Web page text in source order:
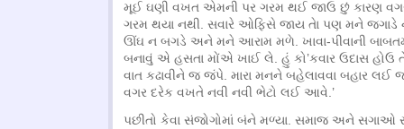
મૂઈ ઘણી વખત એમની પર ગરમ થઈ જાઉ છું કારણ
ગરમ થયા નથી. સવારે ઓફિસે જાય તેા પણ મને જગાડે
ઊંઘ ન બગડે અને મને આરામ મળે. ખાવા-પીવાની
બનાવું એ હસતા મોંએ ખાઈ લે. હું કો’કવાર ઉદાસ હોઉ
વાત કઢાવીને જ જંપે. મારા મનને બહેલાવવા બહાર લઈ
વગર દરેક વખતે નવી નવી ભેટો લઈ આવે.’
પછીતો કેવા સંજોગોમાં બંને મળ્યા. સમાજ અને સગાઓ